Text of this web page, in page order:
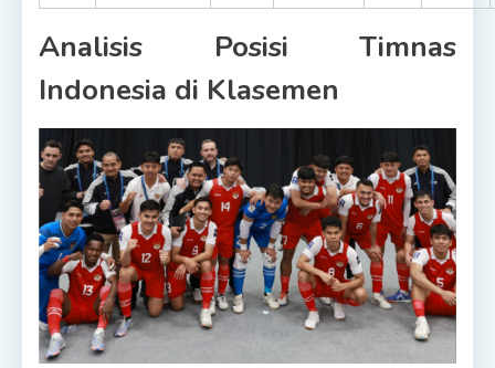
Analisis Posisi Timnas
Indonesia di Klasemen